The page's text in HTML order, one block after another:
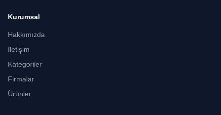
Kurumsal
Hakkımızda
İletişim
Kategoriler
Firmalar
Ürünler